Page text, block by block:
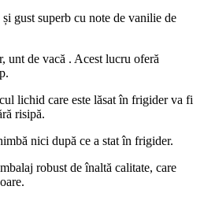
gust superb cu note de vanilie de
unt de vacă . Acest lucru oferă
lichid care este lăsat în frigider va fi
risipă.
nici după ce a stat în frigider.
robust de înaltă calitate, care